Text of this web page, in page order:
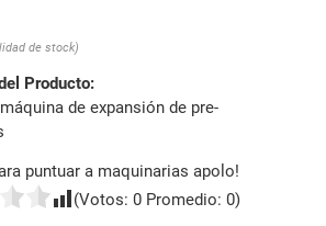
de stock)
Producto:
de expansión de pre-
puntuar a maquinarias apolo!
(Votos: 0 Promedio: 0)